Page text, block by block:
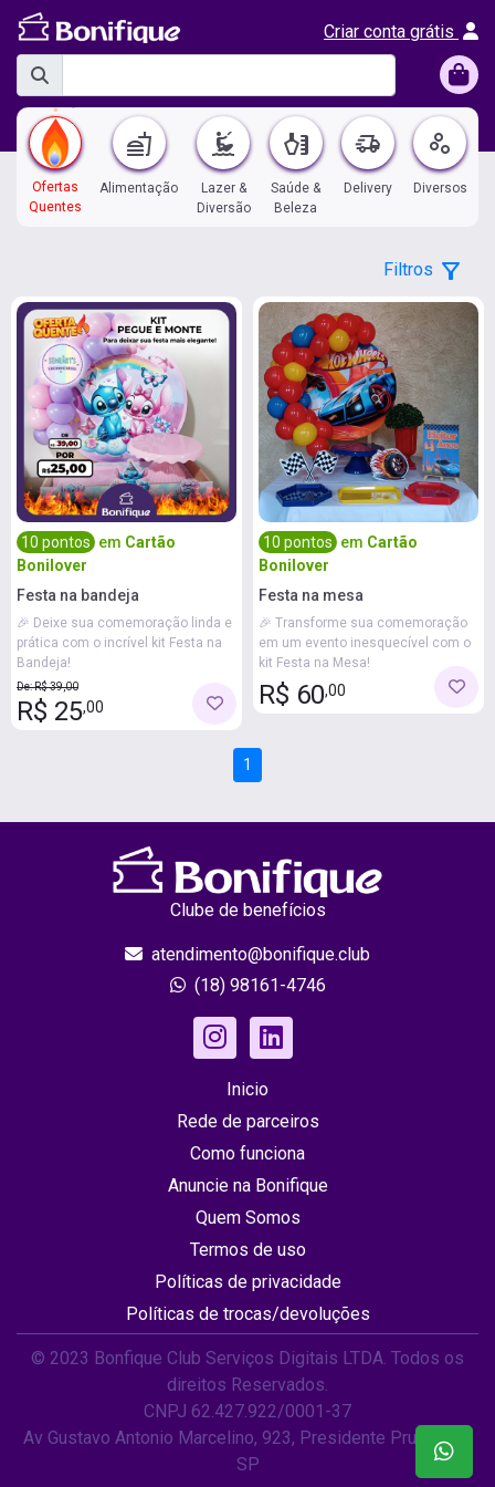
Criar conta grátis
Ofertas
Quentes
fastfood
Alimentação
kitesurfing
Lazer &
Diversão
health_and_beauty
Saúde &
Beleza
delivery_truck_speed
Delivery
scatter_plot
Diversos
Filtros filter_alt
10 pontos em Cartão
Bonilover
Festa na bandeja
🎉 Deixe sua comemoração linda e
prática com o incrível kit Festa na
Bandeja!
De: R$ 39,00
R$ 25,00
10 pontos em Cartão
Bonilover
Festa na mesa
🎉 Transforme sua comemoração
em um evento inesquecível com o
kit Festa na Mesa!
R$ 60,00
1
Clube de benefícios
atendimento@bonifique.club
(18) 98161-4746
Inicio
Rede de parceiros
Como funciona
Anuncie na Bonifique
Quem Somos
Termos de uso
Políticas de privacidade
Políticas de trocas/devoluções
© 2023 Bonfique Club Serviços Digitais LTDA. Todos os
direitos Reservados.
CNPJ 62.427.922/0001-37
Av Gustavo Antonio Marcelino, 923, Presidente Prudente /
SP